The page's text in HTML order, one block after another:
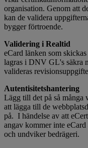
organisation. Genom att
kan de validera
bygger förtroende.
Validering i Realtid
eCard länken som
lagras i DNV GL's säkra
valideras
Autentisitetshantering
Lägg till det på så många
att lägga till de
på. I händelse av att
angav kommer inte
och undviker bedrägeri.